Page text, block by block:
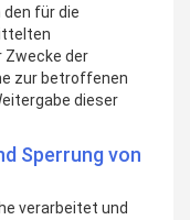
für die
Zwecke der
zur betroffenen
dieser
Sperrung von
verarbeitet und